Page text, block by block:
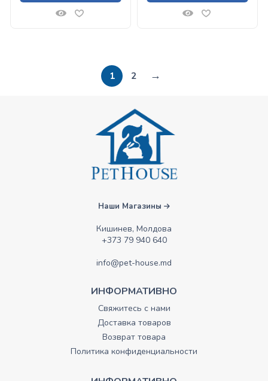
1 2 →
Наши Магазины
Кишинев, Молдова
+373 79 940 640
info@pet-house.md
ИНФОРМАТИВНО
Свяжитесь с нами
Доставка товаров
Возврат товара
Политика конфиденциальности